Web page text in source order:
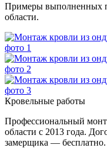
Примеры выполненных
области.
Кровельные работы
Профессиональный
области с 2013 года.
замерщика — бесплатно.